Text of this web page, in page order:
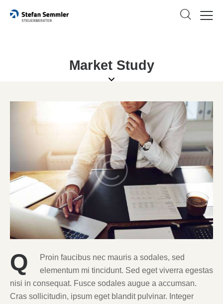
Market Study
Q
Proin faucibus nec mauris a sodales, sed
elementum mi tincidunt. Sed eget viverra egestas
nisi in consequat. Fusce sodales augue a accumsan.
Cras sollicitudin, ipsum eget blandit pulvinar. Integer